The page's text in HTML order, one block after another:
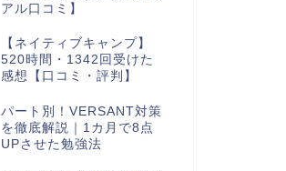
アル口コミ】
【ネイティブキャンプ】
520時間・1342回受けた
感想【口コミ・評判】
パート別！VERSANT対策
を徹底解説｜1カ月で8点
UPさせた勉強法